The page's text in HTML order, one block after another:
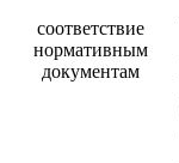
соответствие
нормативным
документам